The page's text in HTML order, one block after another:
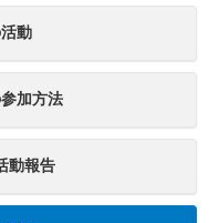
動
加方法
動報告